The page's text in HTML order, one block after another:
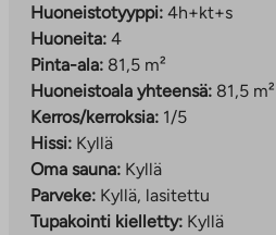
Huoneistotyyppi: 4h+kt+s
Huoneita: 4
Pinta-ala: 81,5 m²
Huoneistoala yhteensä: 81,5 m²
Kerros/kerroksia: 1/5
Hissi: Kyllä
Oma sauna: Kyllä
Parveke: Kyllä, lasitettu
Tupakointi kielletty: Kyllä